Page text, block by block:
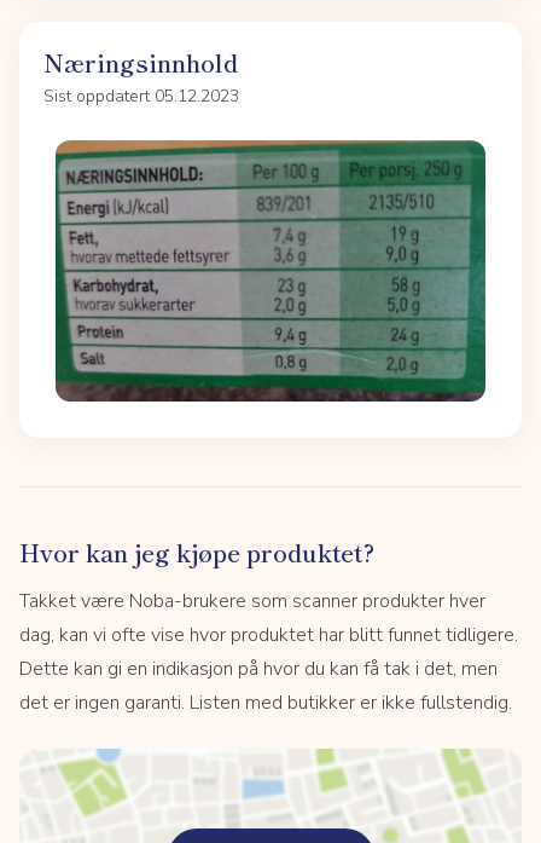
Næringsinnhold
Sist oppdatert 05.12.2023
Hvor kan jeg kjøpe produktet?
Takket være Noba-brukere som scanner produkter hver
dag, kan vi ofte vise hvor produktet har blitt funnet tidligere.
Dette kan gi en indikasjon på hvor du kan få tak i det, men
det er ingen garanti. Listen med butikker er ikke fullstendig.